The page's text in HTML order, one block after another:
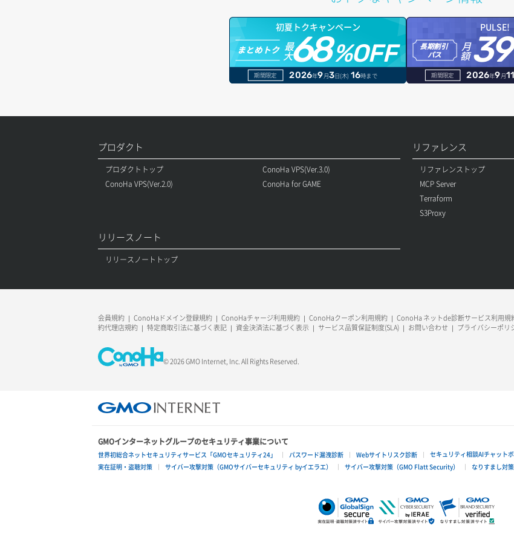
セキュリティグループ ルール作成
セキュリティグループ ルール削除
セキュリティグループ一覧取得
セキュリティグループ作成
セキュリティグループ削除
ネットワーク一覧取得
ーク用）
ネットワーク削除（ローカルネットワ
ーク用）
ネットワーク詳細取得
ポート作成（ローカルネットワーク
ポート作成（追加IP用）
ポート削除
メンバー削除
メンバー更新
リスナー一覧取得
リスナー詳細取得
ロードバランサー削除
ロードバランサー更新
ロードバランサー詳細取得
オブジェクトバージョン管理
オブジェクト詳細取得
コンテナ一覧取得
コンテナ削除
コンテナ詳細取得
レコード詳細取得
初夏トクキャンペーン
まとめトク 最
大68%OFF
期間限定 2026年9月3日(木) 16時まで
PULSE!
長期割引
パス
月
額
期間限定 2026年9月11
プロダクト
プロダクトトップ
ConoHa VPS(Ver.3.0)
ConoHa VPS(Ver.2.0)
ConoHa for GAME
リファレンス
リファレンストップ
MCP Server
Terraform
S3Proxy
リリースノート
リリースノートトップ
会員規約 ConoHaドメイン登録規約 ConoHaチャージ利用規約 ConoHaクーポン利用規約 ConoHa ネットde診断サービス利用規
約代理店規約
特定商取引法に基づく表記 資金決済法に基づく表示 サービス品質保証制度(SLA) お問い合わせ プライバシーポリ
© 2026 GMO Internet, Inc. All Rights Reserved.
GMOインターネットグループのセキュリティ事業について
世界初総合ネットセキュリティサービス「GMOセキュリティ24」 パスワード漏洩診断 Webサイトリスク診断
セキュリティ相談AIチャット
実在証明・盗聴対策
サイバー攻撃対策（GMOサイバーセキュリティ byイエラエ） サイバー攻撃対策（GMO Flatt Security） なりすまし対策